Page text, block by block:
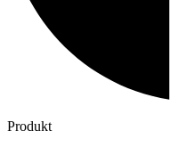
Produkt